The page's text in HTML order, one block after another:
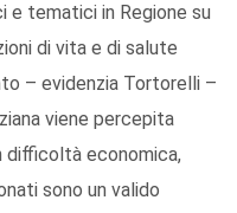
tematici in Regione su
di vita e di salute
– evidenzia Tortorelli –
viene percepita
difficoltà economica,
sono un valido